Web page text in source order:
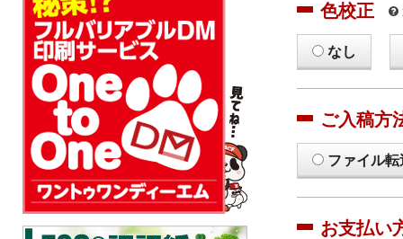
色校正
なし
ご入稿方
ファイル
お支払い